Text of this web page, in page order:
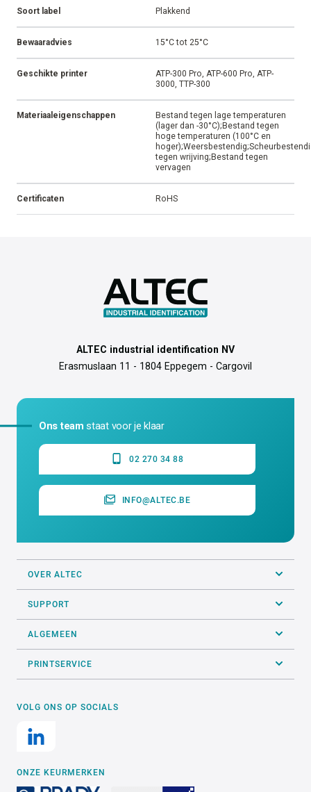
Soort label Plakkend
Bewaaradvies 15°C tot 25°C
Geschikte printer
ATP-300 Pro, ATP-600 Pro, ATP-
3000, TTP-300
Materiaaleigenschappen
Bestand tegen lage temperaturen
(lager dan -30°C);Bestand tegen
hoge temperaturen (100°C en
tegen wrijving;Bestand tegen
vervagen
Certificaten RoHS
ALTEC industrial identification NV
Erasmuslaan 11 - 1804 Eppegem - Cargovil
Ons team staat voor je klaar
02 270 34 88
INFO@ALTEC.BE
OVER ALTEC
SUPPORT
ALGEMEEN
PRINTSERVICE
VOLG ONS OP SOCIALS
ONZE KEURMERKEN